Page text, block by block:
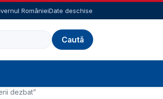
RomânieiDate deschise
dezbat”